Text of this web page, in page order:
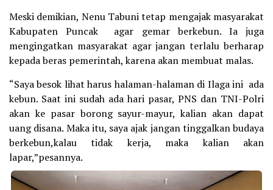
Meski demikian, Nenu Tabuni tetap mengajak masyarakat
Kabupaten Puncak agar gemar berkebun. Ia juga
mengingatkan masyarakat agar jangan terlalu berharap
kepada beras pemerintah, karena akan membuat malas.
“Saya besok lihat harus halaman-halaman di Ilaga ini ada
kebun. Saat ini sudah ada hari pasar, PNS dan TNI-Polri
akan ke pasar borong sayur-mayur, kalian akan dapat
uang disana. Maka itu, saya ajak jangan tinggalkan budaya
berkebun,kalau tidak kerja, maka kalian akan
lapar,”pesannya.